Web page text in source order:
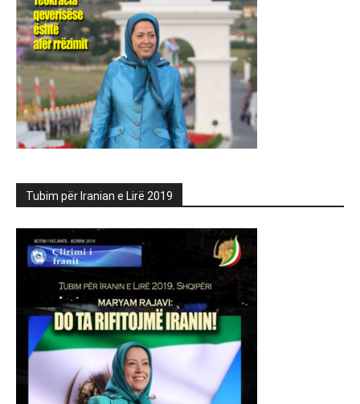
Tubim për Iranian e Lirë 2019